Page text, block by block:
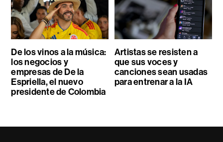
De los vinos a la música:
los negocios y
empresas de De la
Espriella, el nuevo
presidente de Colombia
Artistas se resisten a
que sus voces y
canciones sean usadas
para entrenar a la IA